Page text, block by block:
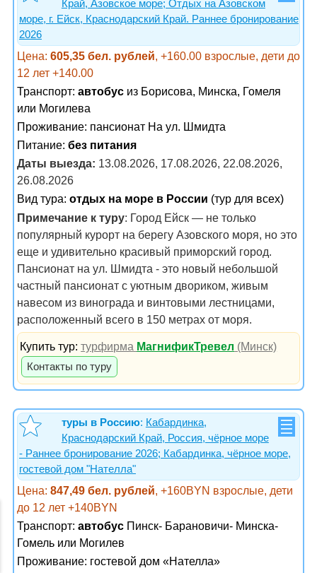
Край, Азовское море; Отдых на Азовском
море, г. Ейск, Краснодарский Край. Раннее бронирование
2026
Цена: 605,35 бел. рублей, +160.00 взрослые, дети до
12 лет +140.00
Транспорт: автобус из Борисова, Минска, Гомеля
или Могилева
Проживание: пансионат На ул. Шмидта
Питание: без питания
Даты выезда: 13.08.2026, 17.08.2026, 22.08.2026,
26.08.2026
Вид тура: отдых на море в России (тур для всех)
Примечание к туру: Город Ейск — не только
популярный курорт на берегу Азовского моря, но это
еще и удивительно красивый приморский город.
Пансионат на ул. Шмидта - это новый небольшой
частный пансионат с уютным двориком, живым
навесом из винограда и винтовыми лестницами,
расположенный всего в 150 метрах от моря.
Купить тур:турфирма МагнификТревел (Минск)
Контакты по туру
туры в Россию: Кабардинка,
Краснодарский Край, Россия, чёрное море
- Раннее бронирование 2026; Кабардинка, чёрное море,
гостевой дом "Нателла"
Цена: 847,49 бел. рублей, +160BYN взрослые, дети
до 12 лет +140BYN
Транспорт: автобус Пинск- Барановичи- Минска-
Гомель или Могилев
Проживание: гостевой дом «Нателла»